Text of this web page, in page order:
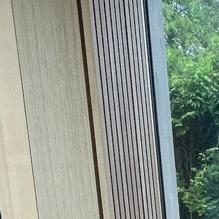
Haustüre_Lärche_Außenansicht